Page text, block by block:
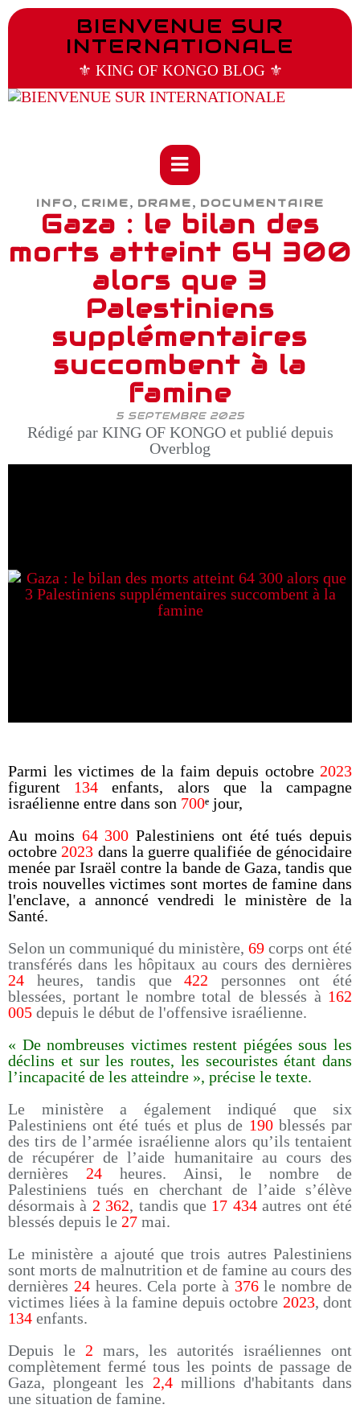
BIENVENUE SUR
INTERNATIONALE
⚜️ KING OF KONGO BLOG ⚜️
INFO, CRIME, DRAME, DOCUMENTAIRE
Gaza : le bilan des
morts atteint 64 300
alors que 3
Palestiniens
supplémentaires
succombent à la
famine
5 SEPTEMBRE 2025
Rédigé par KING OF KONGO et publié depuis
Overblog
Parmi les victimes de la faim depuis octobre 2023
figurent 134enfants, alors que la campagne
israélienne entre dans son 700ᵉ jour,
Au moins 64 300 Palestiniens ont été tués depuis
octobre 2023 dans la guerre qualifiée de génocidaire
menée par Israël contre la bande de Gaza, tandis que
trois nouvelles victimes sont mortes de famine dans
l'enclave, a annoncé vendredi le ministère de la
Santé.
Selon un communiqué du ministère, 69 corps ont été
transférés dans les hôpitaux au cours des dernières
24 heures, tandis que422 personnes ont été
blessées, portant le nombre total de blessés à 162
005 depuis le début de l'offensive israélienne.
« De nombreuses victimes restent piégées sous les
déclins et sur les routes, les secouristes étant dans
l’incapacité de les atteindre », précise le texte.
Le ministère a également indiqué que six
Palestiniens ont été tués et plus de 190 blessés par
des tirs de l’armée israélienne alors qu’ils tentaient
de récupérer de l’aide humanitaire au cours des
dernières 24heures. Ainsi, le nombre de
Palestiniens tués en cherchant de l’aide s’élève
désormais à 2 362, tandis que 17 434autres ont été
blessés depuis le 27 mai.
Le ministère a ajouté que trois autres Palestiniens
sont morts de malnutrition et de famine au cours des
dernières 24heures. Cela porte à 376le nombre de
victimes liées à la famine depuis octobre 2023, dont
134 enfants.
Depuis le 2 mars, les autorités israéliennes ont
complètement fermé tous les points de passage de
Gaza, plongeant les 2,4millions d'habitants dans
une situation de famine.